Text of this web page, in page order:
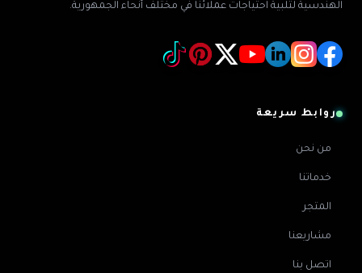
الهندسية لتلبية احتياجات عملائنا في مختلف أنحاء الجمهورية.
روابط سريعة
من نحن
خدماتنا
المتجر
مشاريعنا
اتصل بنا